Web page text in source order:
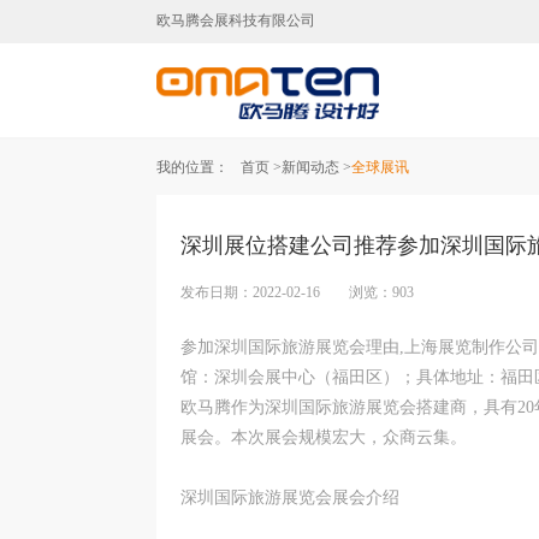
欧马腾会展科技有限公司
我的位置： 首页 >新闻动态 >全球展讯
深圳展位搭建公司推荐参加深圳国际
发布日期：2022-02-16 浏览：903
参加深圳国际旅游展览会理由,上海展览制作公
馆：深圳会展中心（福田区）；具体地址：福
欧马腾作为深圳国际旅游展览会搭建商，具有
展会。本次展会规模宏大，众商云集。
深圳国际旅游展览会展会介绍